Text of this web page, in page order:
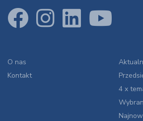
O nas
Kontakt
4 x